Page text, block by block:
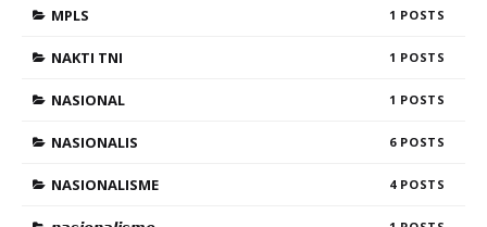
MPLS 1
NAKTI TNI 1
NASIONAL 1
NASIONALIS 6
NASIONALISME 4